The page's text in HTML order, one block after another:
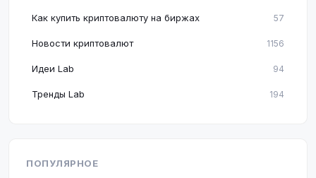
Как купить криптовалюту на биржах 57
Новости криптовалют 1156
Идеи Lab 94
Тренды Lab 194
ПОПУЛЯРНОЕ